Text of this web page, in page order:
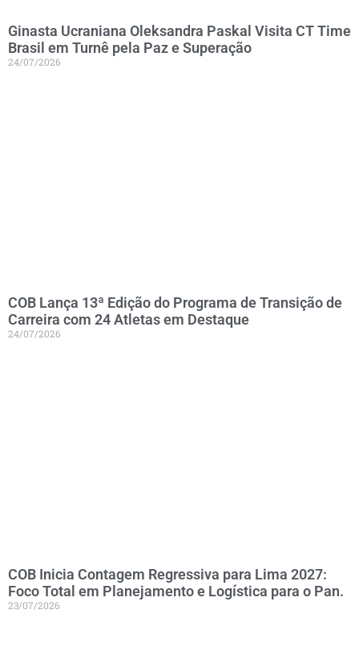
Ginasta Ucraniana Oleksandra Paskal Visita CT Time
Brasil em Turnê pela Paz e Superação
24/07/2026
COB Lança 13ª Edição do Programa de Transição de
Carreira com 24 Atletas em Destaque
24/07/2026
COB Inicia Contagem Regressiva para Lima 2027:
Foco Total em Planejamento e Logística para o Pan.
23/07/2026